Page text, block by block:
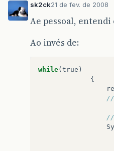
sk2ck21 de fev. de 2008
Ae pessoal, entendi
Ao invés de:
while( true )
{
//
//